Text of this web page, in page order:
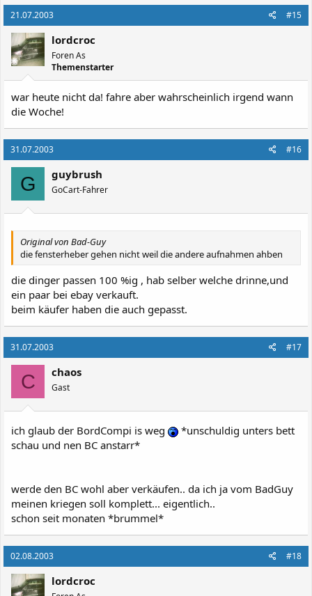
21.07.2003 #15
lordcroc
Foren As
Themenstarter
war heute nicht da! fahre aber wahrscheinlich irgend wann
die Woche!
31.07.2003 #16
G guybrush
GoCart-Fahrer
Original von Bad-Guy
die fensterheber gehen nicht weil die andere aufnahmen ahben
die dinger passen 100 %ig , hab selber welche drinne,und
ein paar bei ebay verkauft.
beim käufer haben die auch gepasst.
31.07.2003 #17
C chaos
Gast
ich glaub der BordCompi is weg
*unschuldig unters bett
schau und nen BC anstarr*
werde den BC wohl aber verkäufen.. da ich ja vom BadGuy
meinen kriegen soll komplett... eigentlich..
schon seit monaten *brummel*
02.08.2003 #18
lordcroc